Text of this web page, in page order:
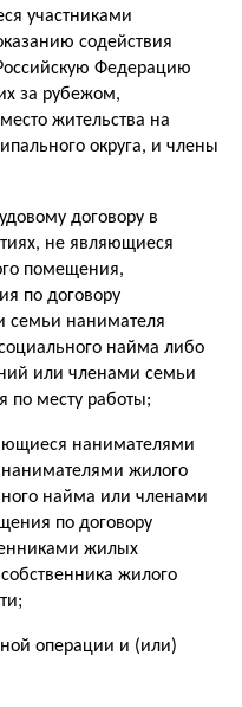
участниками
содействия
Федерацию
за рубежом,
жительства на
округа, и члены
договору в
не являющиеся
помещения,
по договору
семьи нанимателя
найма либо
или членами семьи
по месту работы;
нанимателями
жилого
найма или членами
по договору
жилых
жилого
операции и (или)